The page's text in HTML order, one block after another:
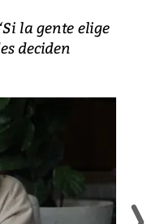
la gente elige
deciden